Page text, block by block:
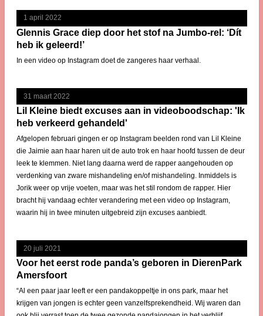
1 april 2022
Glennis Grace diep door het stof na Jumbo-rel: ‘Dít
heb ik geleerd!’
In een video op Instagram doet de zangeres haar verhaal.
31 maart 2022
Lil Kleine biedt excuses aan in videoboodschap: 'Ik
heb verkeerd gehandeld'
Afgelopen februari gingen er op Instagram beelden rond van Lil Kleine
die Jaimie aan haar haren uit de auto trok en haar hoofd tussen de deur
leek te klemmen. Niet lang daarna werd de rapper aangehouden op
verdenking van zware mishandeling en/of mishandeling. Inmiddels is
Jorik weer op vrije voeten, maar was het stil rondom de rapper. Hier
bracht hij vandaag echter verandering met een video op Instagram,
waarin hij in twee minuten uitgebreid zijn excuses aanbiedt.
20 juli 2021
Voor het eerst rode panda’s geboren in DierenPark
Amersfoort
“Al een paar jaar leeft er een pandakoppeltje in ons park, maar het
krijgen van jongen is echter geen vanzelfsprekendheid. Wij waren dan